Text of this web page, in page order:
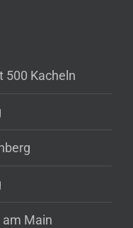
500 Kacheln
Main